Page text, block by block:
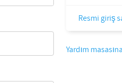
Resmi giriş
Yardım